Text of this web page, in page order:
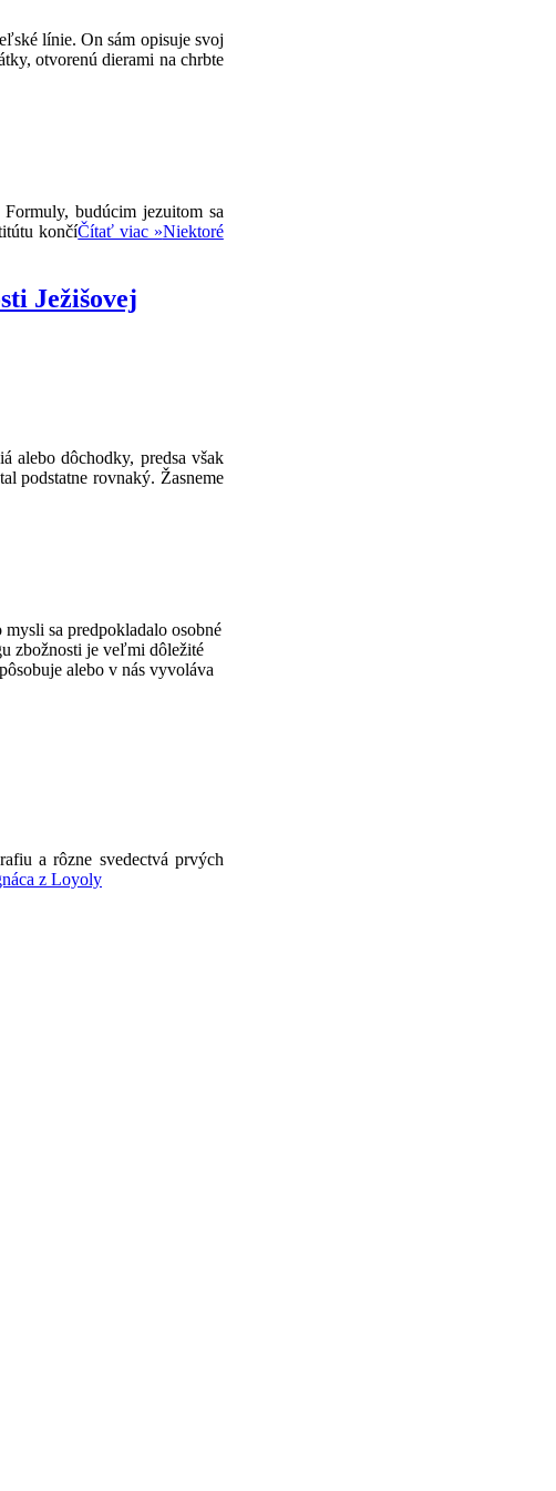
línie. On sám opisuje svoj
otvorenú dierami na chrbte
budúcim jezuitom sa
končíČítať viac »Niektoré
Ježišovej
alebo dôchodky, predsa však
podstatne rovnaký. Žasneme
sa predpokladalo osobné
zbožnosti je veľmi dôležité
alebo v nás vyvoláva
a rôzne svedectvá prvých
z Loyoly